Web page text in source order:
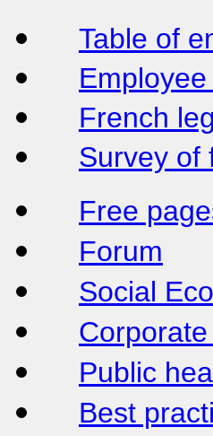
Table of
French
Survey of
Free
Forum
Social
Public
Best